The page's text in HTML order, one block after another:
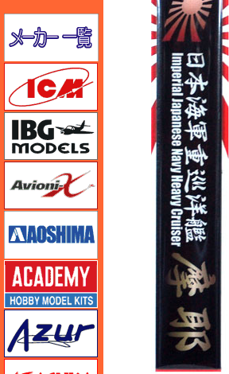
メーカー一覧のページはこちら
Avioni-X（アヴィオニクス）